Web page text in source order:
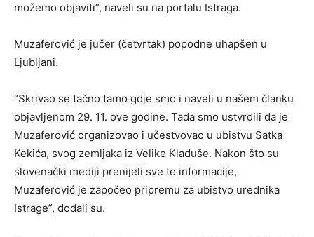
možemo objaviti”, naveli su na portalu Istraga.
Muzaferović je jučer (četvrtak) popodne uhapšen u
Ljubljani.
“Skrivao se tačno tamo gdje smo i naveli u našem članku
objavljenom 29. 11. ove godine. Tada smo ustvrdili da je
Muzaferović organizovao i učestvovao u ubistvu Satka
Kekića, svog zemljaka iz Velike Kladuše. Nakon što su
slovenački mediji prenijeli sve te informacije,
Muzaferović je započeo pripremu za ubistvo urednika
Istrage”, dodali su.